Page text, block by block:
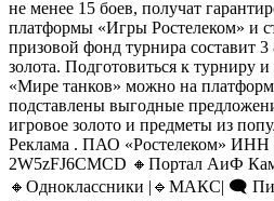
не менее 15 боев, получат
платформы «Игры Ростелеком» и
призовой фонд турнира составит
золота. Подготовиться к турниру и
«Мире танков» можно на
подставлены выгодные
игровое золото и предметы из
Реклама . ПАО «Ростелеком» ИНН
2W5zFJ6CMCD 🔸Портал АиФ
🔸Одноклассники |🔹MАКС| 🗨️